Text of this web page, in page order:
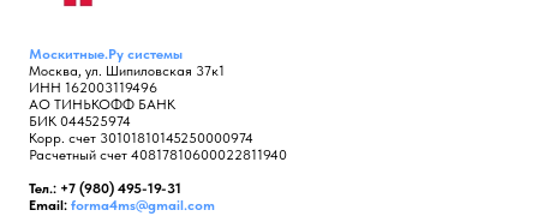
Москитные.Ру системы
Москва, ул. Шипиловская 37к1
ИНН 162003119496
АО ТИНЬКОФФ БАНК
БИК 044525974
Корр. счет 30101810145250000974
Расчетный счет 40817810600022811940
Тел.: +7 (980) 495-19-31
Email: forma4ms@gmail.com